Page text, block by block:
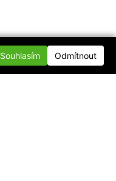
Souhlasím Odmítnout